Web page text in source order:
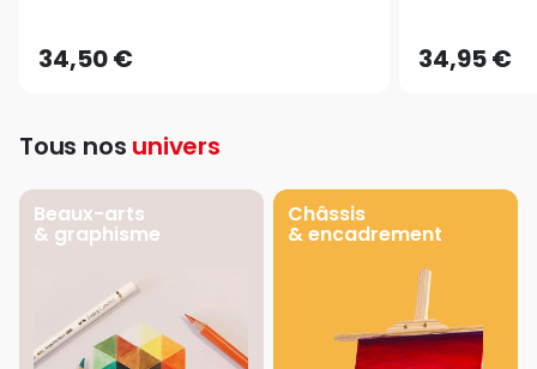
34,50 € 34,95 €
Tous nos univers
Beaux-arts
& graphisme
Châssis
& encadrement